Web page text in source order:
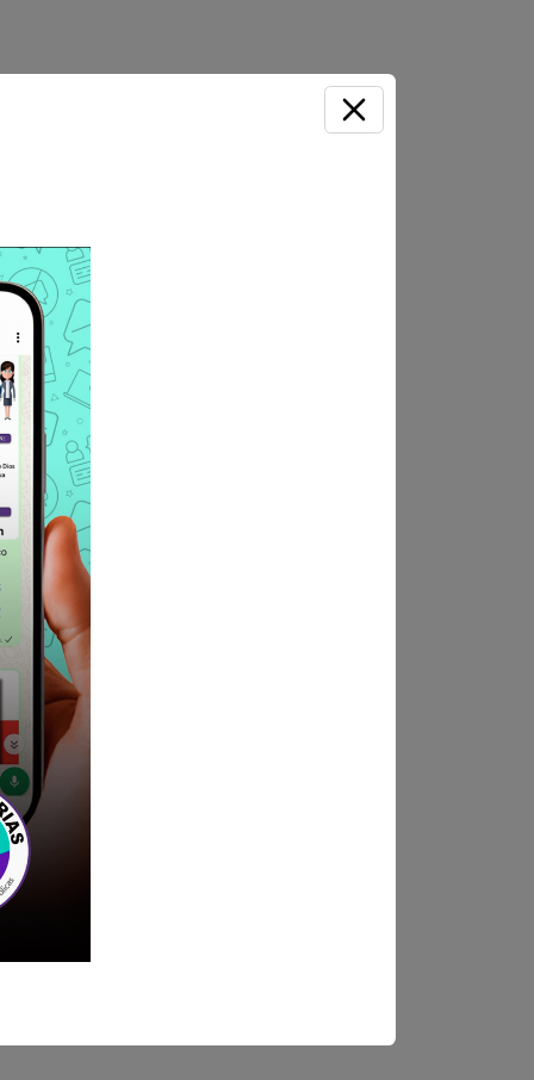
Universitaria, Tacna
de información de los
AQUÍ
(por
postulantes ganadores del
las bases